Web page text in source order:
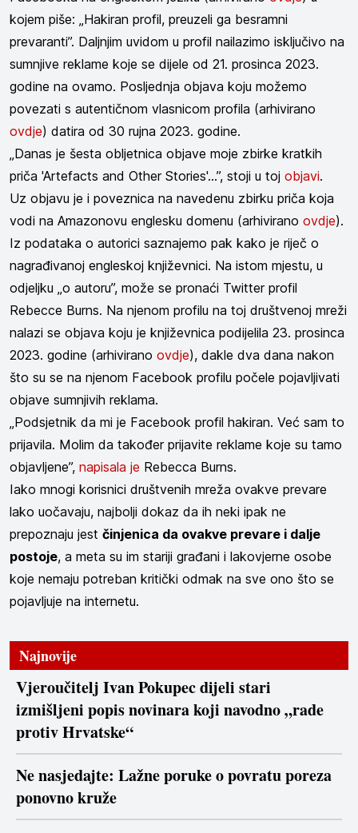
kojem piše: „Hakiran profil, preuzeli ga besramni
prevaranti”. Daljnjim uvidom u profil nailazimo isključivo na
sumnjive reklame koje se dijele od 21. prosinca 2023.
godine na ovamo. Posljednja objava koju možemo
povezati s autentičnom vlasnicom profila (arhivirano
ovdje) datira od 30 rujna 2023. godine.
„Danas je šesta obljetnica objave moje zbirke kratkih
priča 'Artefacts and Other Stories'...”, stoji u toj objavi.
Uz objavu je i poveznica na navedenu zbirku priča koja
vodi na Amazonovu englesku domenu (arhivirano ovdje).
Iz podataka o autorici saznajemo pak kako je riječ o
nagrađivanoj engleskoj književnici. Na istom mjestu, u
odjeljku „o autoru”, može se pronaći Twitter profil
Rebecce Burns. Na njenom profilu na toj društvenoj mreži
nalazi se objava koju je književnica podijelila 23. prosinca
2023. godine (arhivirano ovdje), dakle dva dana nakon
što su se na njenom Facebook profilu počele pojavljivati
objave sumnjivih reklama.
„Podsjetnik da mi je Facebook profil hakiran. Već sam to
prijavila. Molim da također prijavite reklame koje su tamo
objavljene”, napisala je Rebecca Burns.
Iako mnogi korisnici društvenih mreža ovakve prevare
lako uočavaju, najbolji dokaz da ih neki ipak ne
prepoznaju jest činjenica da ovakve prevare i dalje
postoje, a meta su im stariji građani i lakovjerne osobe
koje nemaju potreban kritički odmak na sve ono što se
pojavljuje na internetu.
Najnovije
Vjeroučitelj Ivan Pokupec dijeli stari
izmišljeni popis novinara koji navodno „rade
protiv Hrvatske“
Ne nasjedajte: Lažne poruke o povratu poreza
ponovno kruže